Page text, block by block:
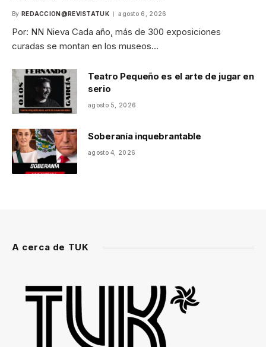
By REDACCION@REVISTATUK agosto 6, 2026
Por: NN Nieva Cada año, más de 300 exposiciones
curadas se montan en los museos…
Teatro Pequeño es el arte de jugar en
serio
agosto 5, 2026
Soberanía inquebrantable
agosto 4, 2026
A cerca de TUK